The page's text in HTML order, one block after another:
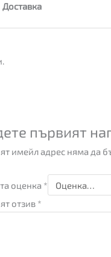
Доставка
първият
имейл адрес няма да
оценка *
отзив *